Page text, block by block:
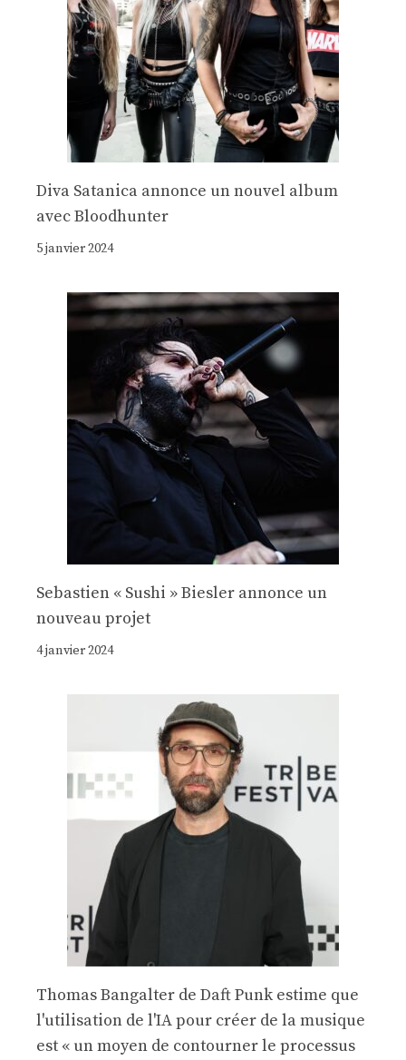
Diva Satanica annonce un nouvel album
avec Bloodhunter
5 janvier 2024
Sebastien « Sushi » Biesler annonce un
nouveau projet
4 janvier 2024
Thomas Bangalter de Daft Punk estime que
l'utilisation de l'IA pour créer de la musique
est « un moyen de contourner le processus